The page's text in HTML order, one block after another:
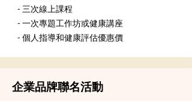
- 三次線上課程
- 一次專題工作坊或健康講座
- 個人指導和健康評估優惠價
企業品牌聯名活動